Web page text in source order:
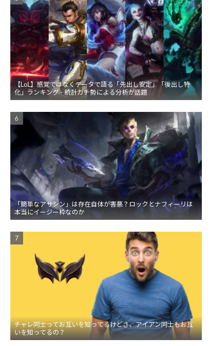
【LoL】感覚ではなくデータで語る「先出し安定」「後出し特
化」ランキング - 統計ガチ勢による分析が話題
「簡単なアサシン」は存在自体が害悪？ロックとナフィーリは
本当にイージー枠なのか
チャレ同士ってお互いを知ってるけどさ、アイアン同士もお互
いを知ってるの？